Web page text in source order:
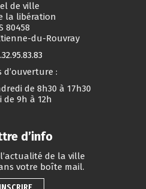
de ville
la libération
80458
du-Rouvray
d’ouverture :
de 8h30 à 17h30
de 9h à 12h
d’info
de la ville
votre boîte mail.